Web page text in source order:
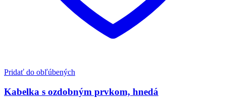
Pridať do obľúbených
Kabelka s ozdobným prvkom, hnedá